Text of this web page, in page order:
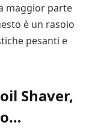
maggior parte
è un rasoio
pesanti e
Shaver,